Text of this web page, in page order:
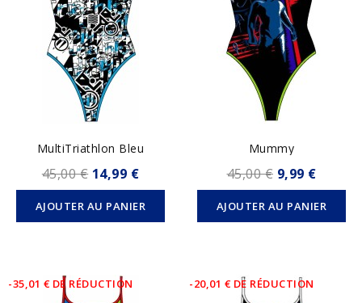
MultiTriathlon Bleu
45,00 € 14,99 €
AJOUTER AU PANIER
Mummy
45,00 € 9,99 €
AJOUTER AU PANIER
-35,01 € DE RÉDUCTION -20,01 € DE RÉDUCTION